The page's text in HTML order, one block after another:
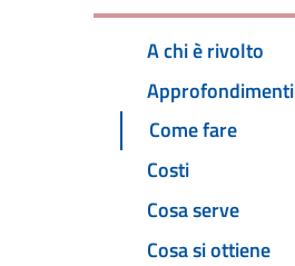
A chi è rivolto
Approfondimenti
Come fare
Costi
Cosa serve
Cosa si ottiene